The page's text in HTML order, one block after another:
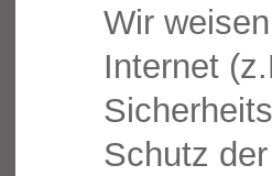
Wir
Internet
Schutz